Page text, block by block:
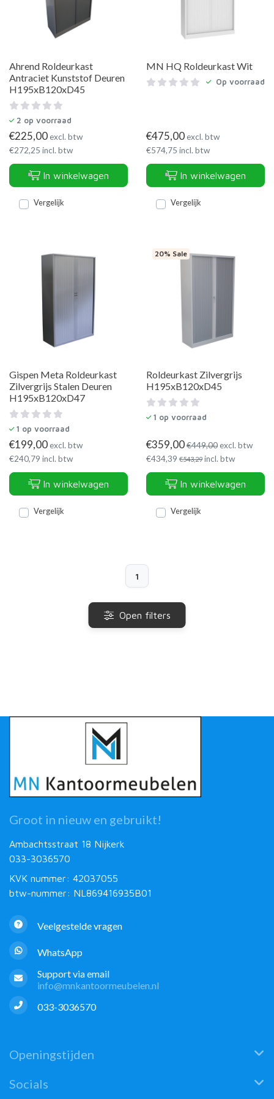
Ahrend Roldeurkast
Antraciet Kunststof Deuren
H195xB120xD45
2 op voorraad
€225,00excl. btw
€272,25 incl. btw
In winkelwagen
Vergelijk
MN HQ Roldeurkast Wit
Op voorraad
€475,00excl. btw
€574,75 incl. btw
In winkelwagen
Vergelijk
Gispen Meta Roldeurkast
Zilvergrijs Stalen Deuren
H195xB120xD47
1 op voorraad
€199,00excl. btw
€240,79 incl. btw
In winkelwagen
Vergelijk
20% Sale
Roldeurkast Zilvergrijs
H195xB120xD45
1 op voorraad
€359,00€449,00excl. btw
€434,39 €543,29 incl. btw
In winkelwagen
Vergelijk
1
Open filters
Groot in nieuw en gebruikt!
Ambachtsstraat 18 Nijkerk
033-3036570
KVK nummer: 42037055
btw-nummer: NL869416935B01
Veelgestelde vragen
WhatsApp
Support via email
info@mnkantoormeubelen.nl
033-3036570
Openingstijden
Socials